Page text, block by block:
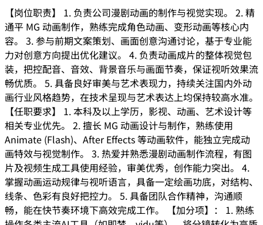
【岗位职责】 1. 负责公司漫剧动画的制作与视觉实现。 2. 精
通平 MG 动画制作，熟练完成角色动画、变形动画等核心内
容。 3. 参与前期文案策划、画面创意沟通讨论，基于专业能
力对创意方向提出优化建议。 4. 负责动画成片的整体视觉包
装，把控配音、音效、背景音乐与画面节奏，保证视听效果流
畅优质。 5. 具备良好审美与艺术表现力，持续关注国内外动
画行业风格趋势，在技术呈现与艺术表达上均保持较高水准。
【任职要求】 1. 本科及以上学历，影视、动画、艺术设计等
相关专业优先。 2. 擅长 MG 动画设计与制作，熟练使用
Animate (Flash)、After Effects 等动画软件，能独立完成动
画特效与视觉制作。 3. 热爱并熟悉漫剧动画制作流程，有图
片及视频生成工具使用经验，审美优秀，创作能力突出。 4.
掌握动画运动规律与视听语言，具备一定绘画功底，对结构、
线条、色彩有良好把控力。 5. 具备团队合作精神，沟通顺
畅，能在快节奏环境下高效完成工作。 【加分项】： 1. 熟练